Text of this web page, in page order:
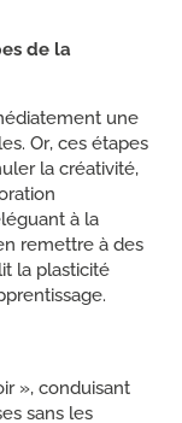
de la
une
Or, ces étapes
la créativité,
à la
remettre à des
la plasticité
», conduisant
sans les